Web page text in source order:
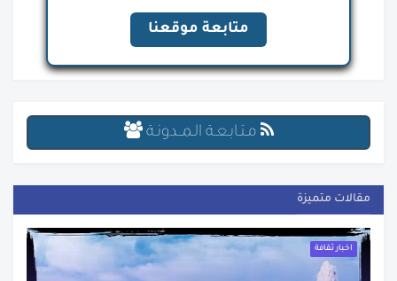
متابعة موقعنا
مـتـابـعـة الـمــدونـة
مقالات متميزة
اخبار ثقافة